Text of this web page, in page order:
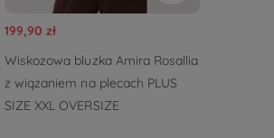
199,90 zł
Wiskozowa bluzka Amira Rosallia
z wiązaniem na plecach PLUS
SIZE XXL OVERSIZE